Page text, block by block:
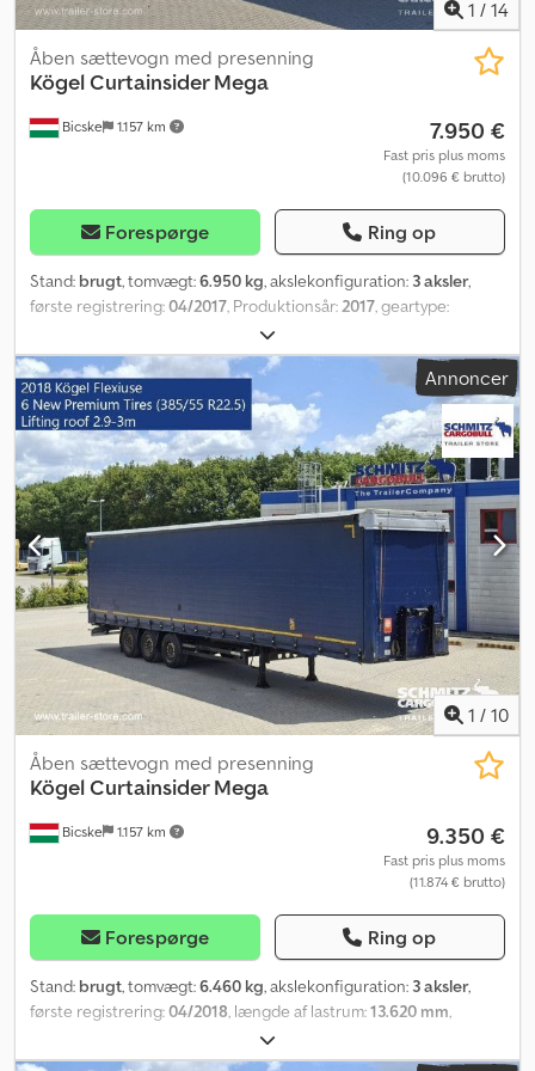
1 / 14
Bicske 1.157 km
Åben sættevogn med presenning
KögelCurtainsider Mega
7.950 €
Fast pris plus moms
(10.096 € brutto)
Forespørge Ring op
Stand: brugt, tomvægt:6.950 kg, akslekonfiguration: 3 aksler,
første registrering:04/2017, Produktionsår:2017, geartype:
, Egentvægt: 6950 kg. Se en oversigt over alle
tilgængelige køretøjer på vores hjemmeside. Har du brug for
finansiering? Vi tilbyder individuelle finansieringsløsninger,
komplette serviceaftaler og telematikydelser. Vi står gerne til
rådighed for en personlig rådgivning. Dodpfx Amoztgz Es Asck
Annoncer
1 / 10
Bicske 1.157 km
Åben sættevogn med presenning
KögelCurtainsider Mega
9.350 €
Fast pris plus moms
(11.874 € brutto)
Forespørge Ring op
Stand: brugt, tomvægt:6.460 kg, akslekonfiguration: 3 aksler,
første registrering:04/2018 , længde af lastrum:13.620 mm
, lastepladshøjde:
lastepladsvolumen:101 m³, dækstørrelse:385/55 R22,5,